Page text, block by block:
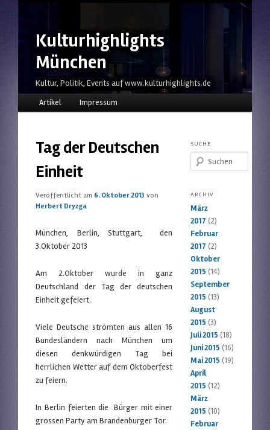
Kulturhighlights
München
Kultur, Politik, Events auf www.kulturhighlights.de
HauptmenüZum Inhalt wechseln
Zum sekundären Inhalt wechseln
Artikel Impressum
Tag der Deutschen
Einheit
Veröffentlicht am 6. Oktober 2013 von
Herbert Dryzga
München, Berlin, Stuttgart, den
3.Oktober 2013
Am 2.Oktober wurde in ganz
Deutschland der Tag der deutschen
Einheit gefeiert.
Viele Deutsche strömten aus allen 16
Bundesländern nach München um
diesen denkwürdigen Tag bei
herrlichen Wetter auf dem Oktoberfest
zu feiern.
In Berlin feierten die Bürger mit einer
grossen Party am Brandenburger Tor.
SUCHE
Suchen
ARCHIV
März
2017 (2)
Februar
2017 (2)
Oktober
2015 (14)
September
2015 (13)
August
2015 (3)
Juli 2015 (18)
Juni 2015 (16)
Mai 2015 (19)
April
2015 (12)
März
2015 (10)
Februar